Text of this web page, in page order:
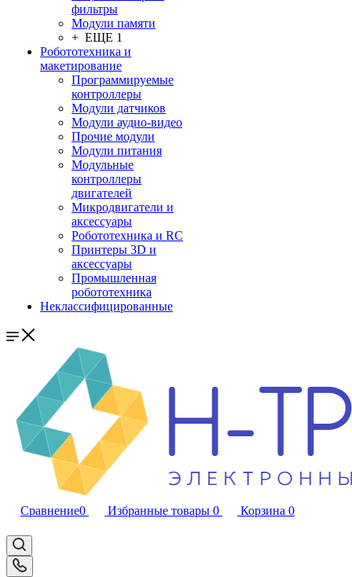
фильтры
Модули памяти
+ ЕЩЕ 1
Робототехника и
макетирование
Программируемые
контроллеры
Модули датчиков
Модули аудио-видео
Прочие модули
Модули питания
Модульные
контроллеры
двигателей
Микродвигатели и
аксессуары
Робототехника и RC
Принтеры 3D и
аксессуары
Промышленная
робототехника
Неклассифицированные
Сравнение0 Избранные товары 0 Корзина 0